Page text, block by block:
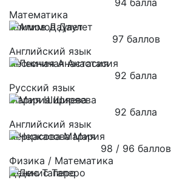
Математика
Алимов Даулет
97 баллов
Английский язык
Лесничая Анастасия
92 балла
Русский язык
Мария Ширяева
92 балла
Английский язык
Черкасова Мария
98 / 96 баллов
Физика / Математика
Денис Таперо